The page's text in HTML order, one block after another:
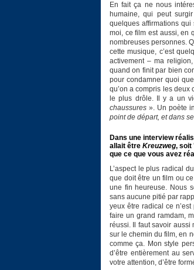
En fait ça ne nous
humaine, qui peut
quelques affirmations
moi, ce film est aussi, en
nombreuses personnes.
cette musique, c’est
activement – ma
quand on finit par bien
pour condamner quoi
qu’on a compris les deux
le plus drôle. Il y a un
chaussures ». Un poète
point de départ, et dans
Dans une interview
allait être Kreuzweg, soit
que ce que vous avez
L’aspect le plus radical
que doit être un film ou
une fin heureuse. Nous
sans aucune pitié par
yeux être radical ce
faire un grand ramdam,
réussi. Il faut savoir aussi
sur le chemin du film, en
comme ça. Mon style
d’être entièrement au
votre attention, d’être